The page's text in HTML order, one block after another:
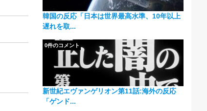
韓国の反応「日本は世界最高水準、10年以上
遅れを取...
新世紀エヴァンゲリオン第11話:海外の反応
「ゲンド...
0件のコメント